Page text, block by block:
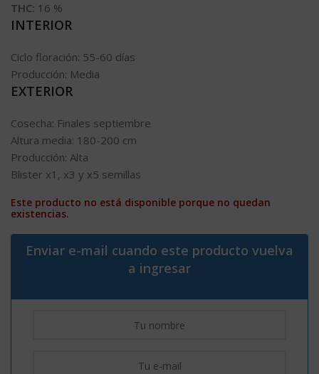
THC: 16 %
INTERIOR
Ciclo floración: 55-60 días
Producción: Media
EXTERIOR
Cosecha: Finales septiembre
Altura media: 180-200 cm
Producción: Alta
Blister x1, x3 y x5 semillas
Este producto no está disponible porque no quedan
existencias.
Enviar e-mail cuando este producto vuelva
a ingresar